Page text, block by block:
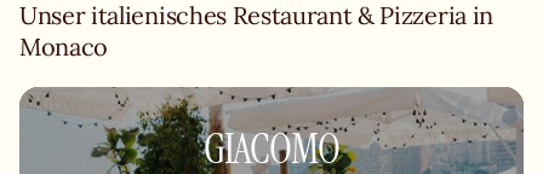
Unser italienisches Restaurant & Pizzeria in
Monaco
GIACOMO